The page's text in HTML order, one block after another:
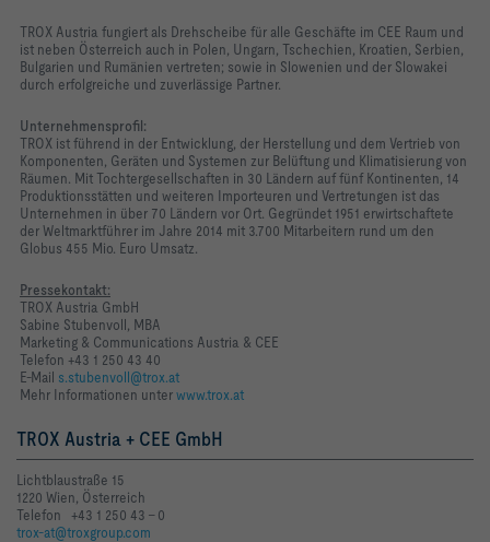
TROX Austria fungiert als Drehscheibe für alle Geschäfte im CEE Raum und
ist neben Österreich auch in Polen, Ungarn, Tschechien, Kroatien, Serbien,
Bulgarien und Rumänien vertreten; sowie in Slowenien und der Slowakei
durch erfolgreiche und zuverlässige Partner.
Unternehmensprofil:
TROX ist führend in der Entwicklung, der Herstellung und dem Vertrieb von
Komponenten, Geräten und Systemen zur Belüftung und Klimatisierung von
Räumen. Mit Tochtergesellschaften in 30 Ländern auf fünf Kontinenten, 14
Produktionsstätten und weiteren Importeuren und Vertretungen ist das
Unternehmen in über 70 Ländern vor Ort. Gegründet 1951 erwirtschaftete
der Weltmarktführer im Jahre 2014 mit 3.700 Mitarbeitern rund um den
Globus 455 Mio. Euro Umsatz.
Pressekontakt:
TROX Austria GmbH
Sabine Stubenvoll, MBA
Marketing & Communications Austria & CEE
Telefon +43 1 250 43 40
E-Mail s.stubenvoll@trox.at
Mehr Informationen unterwww.trox.at
TROX Austria + CEE GmbH
Lichtblaustraße 15
1220 Wien, Österreich
Telefon +43 1 250 43 - 0
trox-at@troxgroup.com